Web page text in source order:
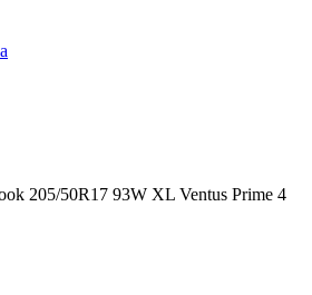
205/50R17 93W XL Ventus Prime 4